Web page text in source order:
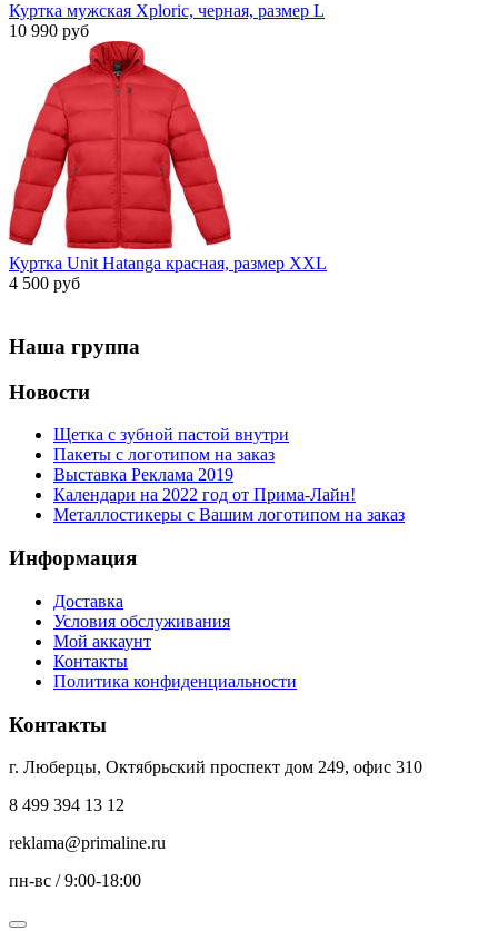
Куртка мужская Xploric, черная, размер L
10 990 руб
Куртка Unit Hatanga красная, размер XXL
4 500 руб
Наша группа
Новости
Щетка с зубной пастой внутри
Пакеты с логотипом на заказ
Выставка Реклама 2019
Календари на 2022 год от Прима-Лайн!
Металлостикеры с Вашим логотипом на заказ
Информация
Доставка
Условия обслуживания
Мой аккаунт
Контакты
Политика конфиденциальности
Контакты
г. Люберцы, Октябрьский проспект дом 249, офис 310
8 499 394 13 12
reklama@primaline.ru
пн-вс / 9:00-18:00